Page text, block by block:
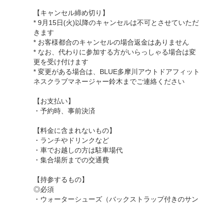
【キャンセル締め切り】
* 9月15日(火)以降のキャンセルは不可とさせていただ
きます
* お客様都合のキャンセルの場合返金はありません
* なお、代わりに参加する方がいらっしゃる場合は変
更を受け付けます
* 変更がある場合は、BLUE多摩川アウトドアフィット
ネスクラブマネージャー鈴木までご連絡ください
【お支払い】
・予約時、事前決済
【料金に含まれないもの】
・ランチやドリンクなど
・車でお越しの方は駐車場代
・集合場所までの交通費
【持参するもの】
◎必須
・ウォーターシューズ（バックストラップ付きのサン